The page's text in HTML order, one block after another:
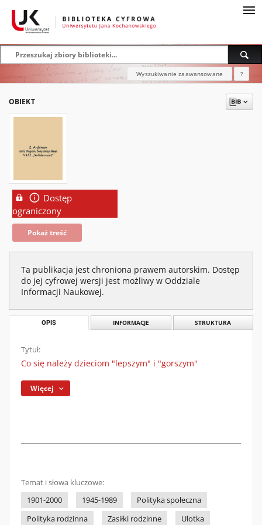
Wyszukiwanie zaawansowane ?
OBIEKT
Dostęp
ograniczony
Pokaż treść
Ta publikacja jest chroniona prawem autorskim. Dostęp
do jej cyfrowej wersji jest możliwy w Oddziale
Informacji Naukowej.
OPIS INFORMACJE STRUKTURA
Tytuł:
Co się należy dzieciom "lepszym" i "gorszym"
Więcej
Temat i słowa kluczowe:
1901-2000
1945-1989
Polityka społeczna
Polityka rodzinna
Zasiłki rodzinne Ulotka